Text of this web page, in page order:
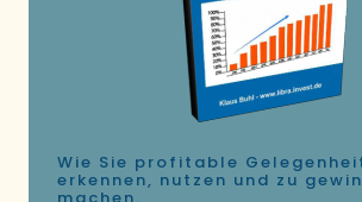
Wie Sie profitable
erkennen, nutzen und zu